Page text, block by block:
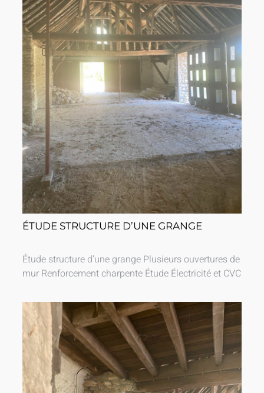
ÉTUDE STRUCTURE D’UNE GRANGE
Étude structure d’une grange Plusieurs ouvertures de
mur Renforcement charpente Étude Électricité et CVC